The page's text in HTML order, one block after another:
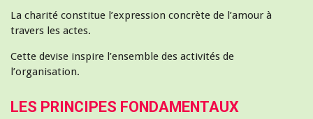
La charité constitue l’expression concrète de l’amour à
travers les actes.
Cette devise inspire l’ensemble des activités de
l’organisation.
LES PRINCIPES FONDAMENTAUX